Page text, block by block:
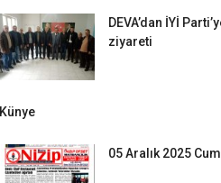
DEVA’dan İYİ
ziyareti
Künye
05 Aralık 2025